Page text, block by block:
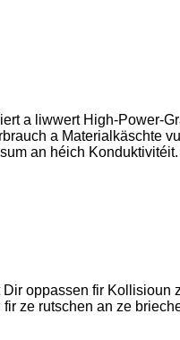
a liwwert High-Power-
a Materialkäschte
an héich
oppassen fir
ze rutschen an ze